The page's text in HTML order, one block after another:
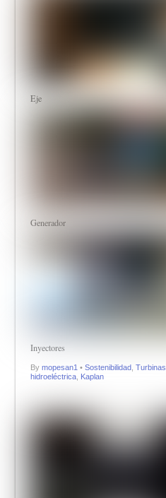
Eje
Generador
Inyectores
By mopesan1 • Sostenibilidad Turbinas
hidroeléctrica, Kaplan